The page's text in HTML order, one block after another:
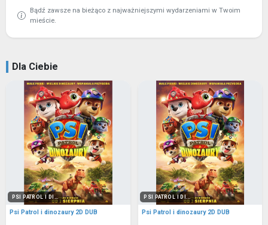
Bądź zawsze na bieżąco z najważniejszymi wydarzeniami w Twoim
mieście.
Dla Ciebie
PSI PATROL I DI...
Psi Patrol i dinozaury 2D DUB
PSI PATROL I DI...
Psi Patrol i dinozaury 2D DUB